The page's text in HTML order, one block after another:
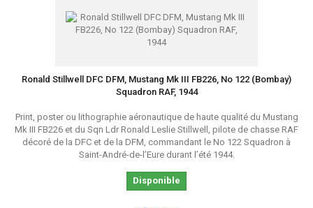
Ronald Stillwell DFC DFM, Mustang Mk III FB226, No 122 (Bombay)
Squadron RAF, 1944
Print, poster ou lithographie aéronautique de haute qualité du Mustang
Mk III FB226 et du Sqn Ldr Ronald Leslie Stillwell, pilote de chasse RAF
décoré de la DFC et de la DFM, commandant le No 122 Squadron à
Saint-André-de-l’Eure durant l’été 1944.
Disponible